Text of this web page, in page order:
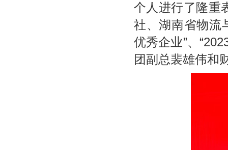
个人进行了隆重
社、湖南省物流
优秀企业”、
团副总裴雄伟和